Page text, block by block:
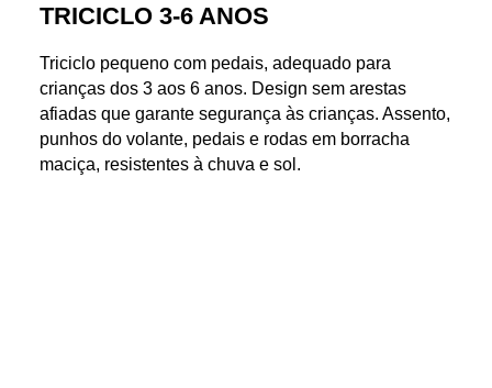
TRICICLO 3-6 ANOS
Triciclo pequeno com pedais, adequado para
crianças dos 3 aos 6 anos. Design sem arestas
afiadas que garante segurança às crianças. Assento,
punhos do volante, pedais e rodas em borracha
maciça, resistentes à chuva e sol.